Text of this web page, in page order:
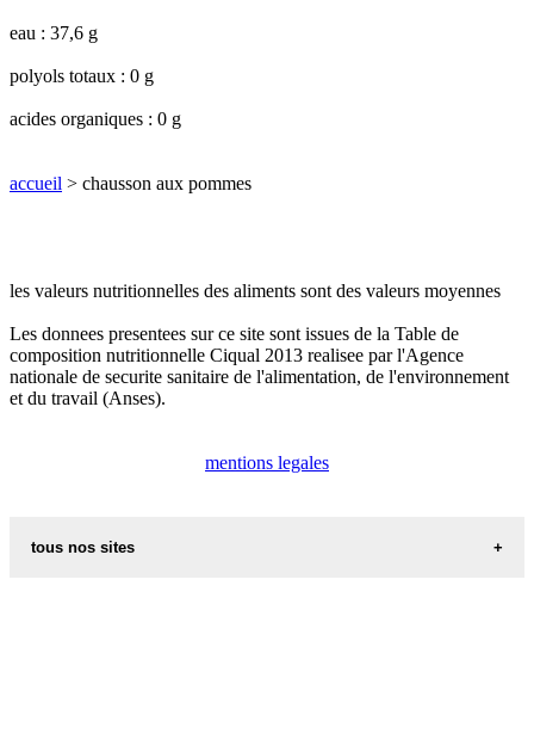
eau : 37,6 g
polyols totaux : 0 g
acides organiques : 0 g
accueil > chausson aux pommes
les valeurs nutritionnelles des aliments sont des valeurs moyennes
Les donnees presentees sur ce site sont issues de la Table de
composition nutritionnelle Ciqual 2013 realisee par l'Agence
nationale de securite sanitaire de l'alimentation, de l'environnement
et du travail (Anses).
mentions legales
tous nos sites